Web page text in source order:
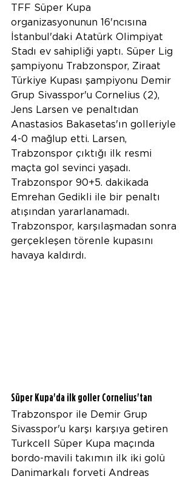
TFF Süper Kupa
organizasyonunun 16'ncısına
İstanbul'daki Atatürk Olimpiyat
Stadı ev sahipliği yaptı. Süper Lig
şampiyonu Trabzonspor, Ziraat
Türkiye Kupası şampiyonu Demir
Grup Sivasspor'u Cornelius (2),
Jens Larsen ve penaltıdan
Anastasios Bakasetas'ın golleriyle
4-0 mağlup etti. Larsen,
Trabzonspor çıktığı ilk resmi
maçta gol sevinci yaşadı.
Trabzonspor 90+5. dakikada
Emrehan Gedikli ile bir penaltı
atışından yararlanamadı.
Trabzonspor, karşılaşmadan sonra
gerçekleşen törenle kupasını
havaya kaldırdı.
Süper Kupa'da ilk goller Cornelius'tan
Trabzonspor ile Demir Grup
Sivasspor'u karşı karşıya getiren
Turkcell Süper Kupa maçında
bordo-mavili takımın ilk iki golü
Danimarkalı forveti Andreas